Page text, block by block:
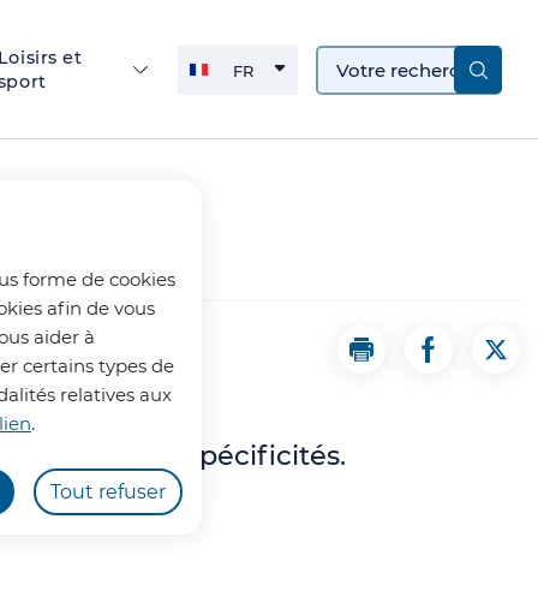
forme de cookies
afin de vous
aider à
certains types de
relatives aux
.
Tout refuser
Loisirs et
FR
FRANÇAIS ACTIVE
Imprimer la page
Partager la
de ses spécificités.